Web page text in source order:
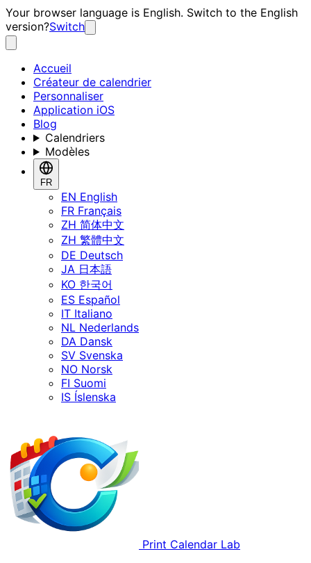
Your browser language is English. Switch to the English
version?Switch
Accueil
Créateur de calendrier
Personnaliser
Application iOS
Blog
Calendriers
Modèles
FR
EN English
FR Français
ZH 简体中文
ZH 繁體中文
DE Deutsch
JA 日本語
KO 한국어
ES Español
IT Italiano
NL Nederlands
DA Dansk
SV Svenska
NO Norsk
FI Suomi
IS Íslenska
Print Calendar Lab